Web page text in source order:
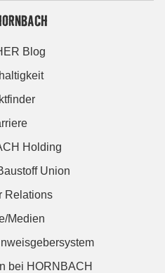
Blog
Holding
Union
Relations
Medien
bei HORNBACH